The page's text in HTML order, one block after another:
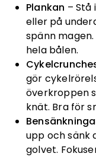
Plankan –
eller på
spänn
hela bålen.
gör
överkroppen
knät. Bra för
upp och sänk
golvet.